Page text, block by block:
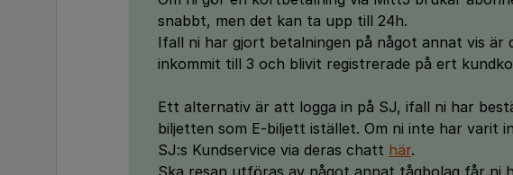
snabbt, men det kan ta upp till 24h.
Ifall ni har gjort betalningen på något annat vis
inkommit till 3 och blivit registrerade på ert
Ett alternativ är att logga in på SJ, ifall ni har
biljetten som E-biljett istället. Om ni inte har varit
SJ:s Kundservice via deras chatt här.
Ska resan utföras av något annat tågbolag får ni